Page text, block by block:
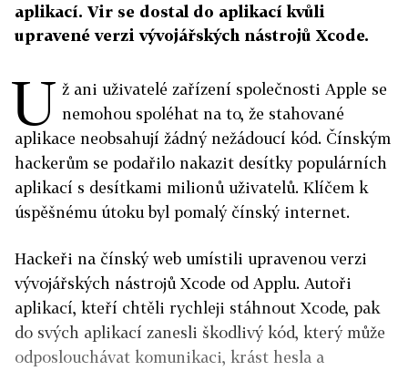
aplikací. Vir se dostal do aplikací kvůli
upravené verzi vývojářských nástrojů Xcode.
U ž ani uživatelé zařízení společnosti Apple se
nemohou spoléhat na to, že stahované
aplikace neobsahují žádný nežádoucí kód. Čínským
hackerům se podařilo nakazit desítky populárních
aplikací s desítkami milionů uživatelů. Klíčem k
úspěšnému útoku byl pomalý čínský internet.
Hackeři na čínský web umístili upravenou verzi
vývojářských nástrojů Xcode od Applu. Autoři
aplikací, kteří chtěli rychleji stáhnout Xcode, pak
do svých aplikací zanesli škodlivý kód, který může
odposlouchávat komunikaci, krást hesla a